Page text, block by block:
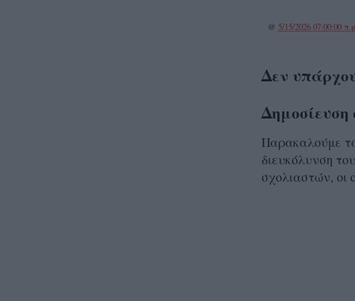
@ 5/15/2026 07:00:00
Δεν
Δημοσίευση
Παρακαλούμε
διευκόλυνση
σχολιαστών, οι